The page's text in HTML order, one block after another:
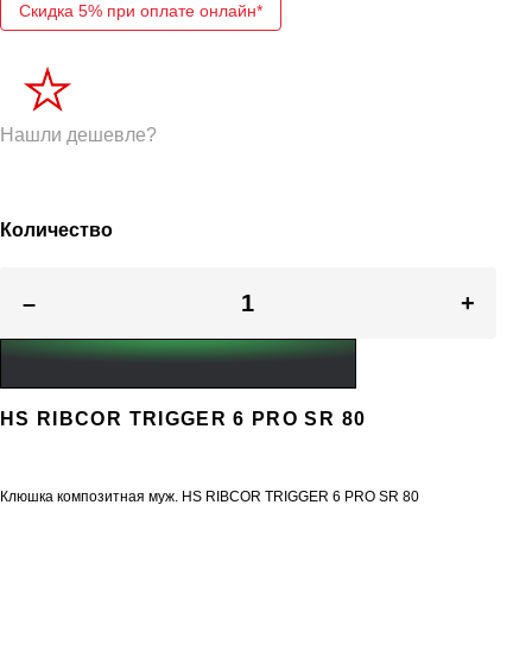
Скидка 5% при оплате онлайн*
Нашли дешевле?
Количество
– +
HS RIBCOR TRIGGER 6 PRO SR 80
Клюшка композитная муж. HS RIBCOR TRIGGER 6 PRO SR 80